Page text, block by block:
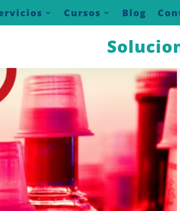
Cursos Blog